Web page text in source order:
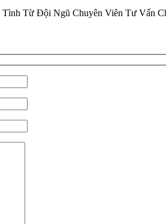
Từ Đội Ngũ Chuyên Viên Tư Vấn